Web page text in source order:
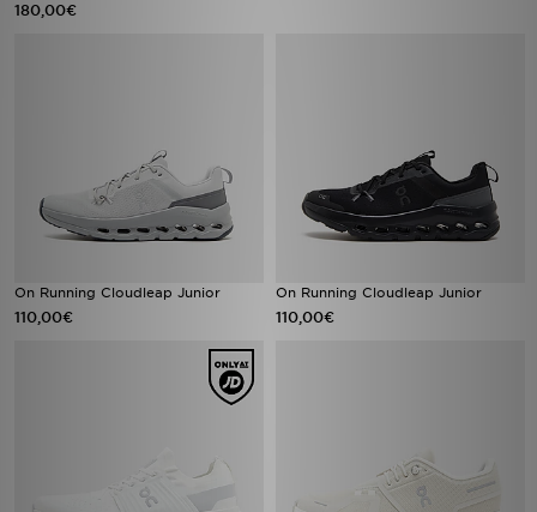
180,00€
On Running Cloudleap Junior
110,00€
On Running Cloudleap Junior
110,00€